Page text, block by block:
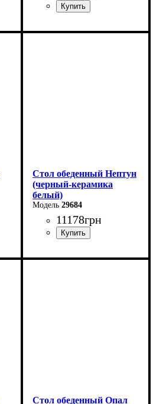
Ширина: 90 см
Стол обеденный Нептун
(черный-керамика
белый)
29684
11178грн
Ширина: 110 см
Стол обеденный Опал